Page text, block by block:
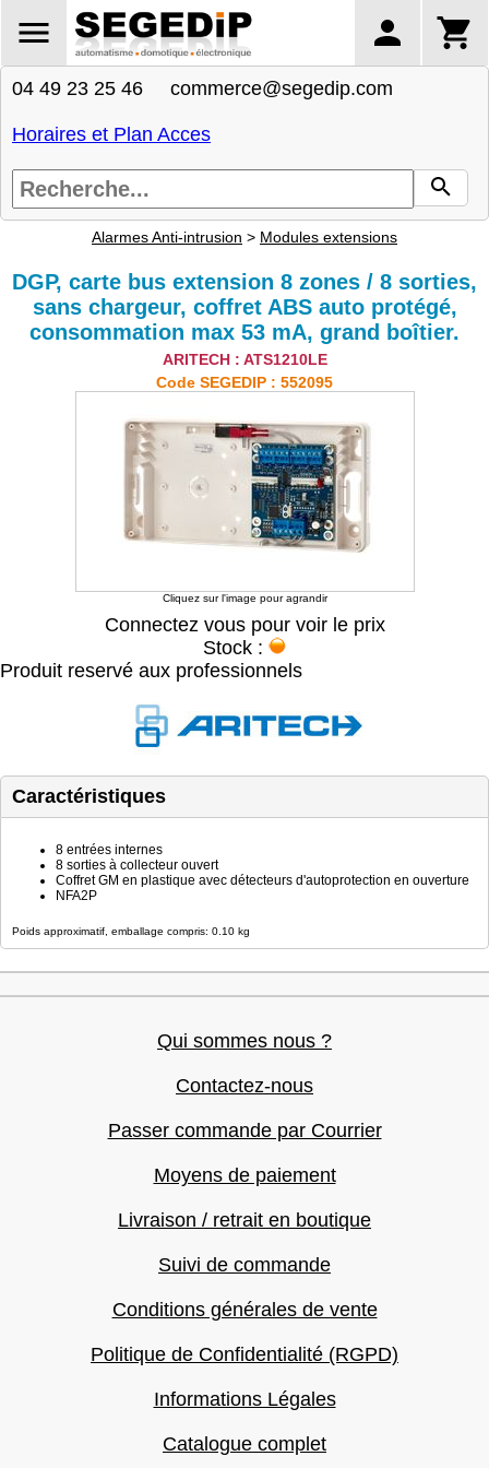
04 49 23 25 46 commerce@segedip.com
Horaires et Plan Acces
Alarmes Anti-intrusion > Modules extensions
DGP, carte bus extension 8 zones / 8 sorties,
sans chargeur, coffret ABS auto protégé,
consommation max 53 mA, grand boîtier.
ARITECH : ATS1210LE
Code SEGEDIP : 552095
Cliquez sur l'image pour agrandir
Connectez vous pour voir le prix
Stock :
Produit reservé aux professionnels
Caractéristiques
8 entrées internes
8 sorties à collecteur ouvert
Coffret GM en plastique avec détecteurs d'autoprotection en ouverture
NFA2P
Poids approximatif, emballage compris: 0.10 kg
Qui sommes nous ?
Contactez-nous
Passer commande par Courrier
Moyens de paiement
Livraison / retrait en boutique
Suivi de commande
Conditions générales de vente
Politique de Confidentialité (RGPD)
Informations Légales
Catalogue complet